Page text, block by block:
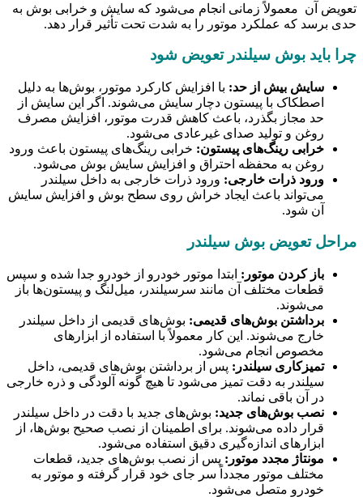
تعویض آن معمولاً زمانی انجام می‌شود که سایش و خرابی بوش به
حدی برسد که عملکرد موتور را به شدت تحت تأثیر قرار دهد.
چرا باید بوش سیلندر تعویض شود
سایش بیش از حد: با افزایش کارکرد موتور، بوش‌ها به دلیل
اصطکاک با پیستون دچار سایش می‌شوند. اگر این سایش از
حد مجاز بگذرد، باعث کاهش قدرت موتور، افزایش مصرف
روغن و تولید صدای غیرعادی می‌شود.
خرابی رینگ‌های پیستون: خرابی رینگ‌های پیستون باعث ورود
روغن به محفظه احتراق و افزایش سایش بوش می‌شود.
ورود ذرات خارجی: ورود ذرات خارجی به داخل سیلندر
می‌تواند باعث ایجاد خراش روی سطح بوش و افزایش سایش
آن شود.
مراحل تعویض بوش سیلندر
باز کردن موتور: ابتدا موتور خودرو از خودرو جدا شده و سپس
قطعات مختلف آن مانند سرسیلندر، میل‌لنگ و پیستون‌ها باز
می‌شوند.
برداشتن بوش‌های قدیمی: بوش‌های قدیمی از داخل سیلندر
خارج می‌شوند. این کار معمولاً با استفاده از ابزارهای
مخصوص انجام می‌شود.
تمیزکاری سیلندر: پس از برداشتن بوش‌های قدیمی، داخل
سیلندر به دقت تمیز می‌شود تا هیچ گونه آلودگی و ذره خارجی
در آن باقی نماند.
نصب بوش‌های جدید: بوش‌های جدید با دقت در داخل سیلندر
قرار داده می‌شوند. برای اطمینان از نصب صحیح بوش‌ها، از
ابزارهای اندازه‌گیری دقیق استفاده می‌شود.
مونتاژ مجدد موتور: پس از نصب بوش‌های جدید، قطعات
مختلف موتور مجدداً سر جای خود قرار گرفته و موتور به
خودرو متصل می‌شود.